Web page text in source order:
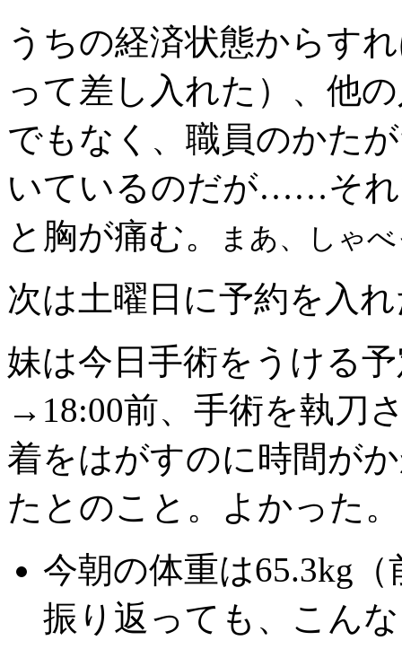
うちの経済状態からす
って差し入れた）、他
でもなく、職員のかた
いているのだが……それ
と胸が痛む。
まあ、しゃ
次は土曜日に予約を入
妹は今日手術をうける
→18:00前、手術を執刀
着をはがすのに時間が
たとのこと。よかった。
今朝の体重は65.3kg
振り返っても、こん